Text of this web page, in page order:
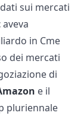
sui mercati
aveva
in Cme
dei mercati
di
e il
pluriennale